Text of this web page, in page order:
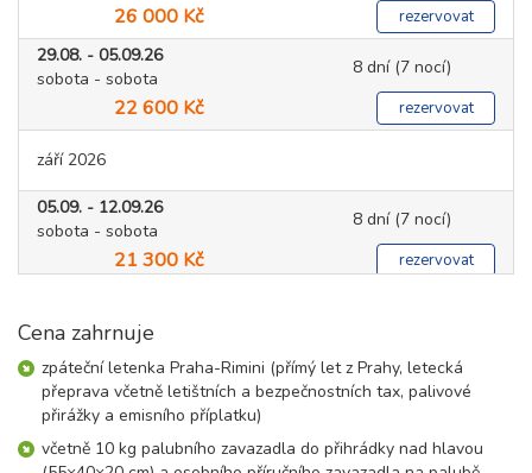
26 000 Kč rezervovat
29.08. - 05.09.26
sobota - sobota
8 dní (7 nocí)
22 600 Kč rezervovat
září 2026
05.09. - 12.09.26
sobota - sobota
8 dní (7 nocí)
21 300 Kč rezervovat
Cena zahrnuje
zpáteční letenka Praha-Rimini (přímý let z Prahy, letecká
přeprava včetně letištních a bezpečnostních tax, palivové
přirážky a emisního příplatku)
včetně 10 kg palubního zavazadla do přihrádky nad hlavou